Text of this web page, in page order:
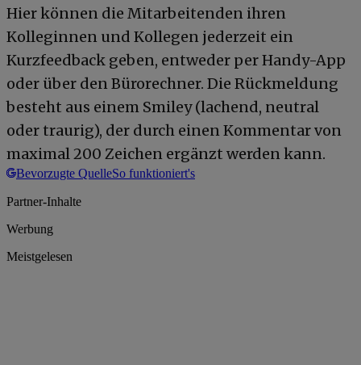
Hier können die Mitarbeitenden ihren
Kolleginnen und Kollegen jederzeit ein
Kurzfeedback geben, entweder per Handy-App
oder über den Bürorechner. Die Rückmeldung
besteht aus einem Smiley (lachend, neutral
oder traurig), der durch einen Kommentar von
maximal 200 Zeichen ergänzt werden kann.
Bevorzugte QuelleSo funktioniert's
Partner-Inhalte
Werbung
Meistgelesen